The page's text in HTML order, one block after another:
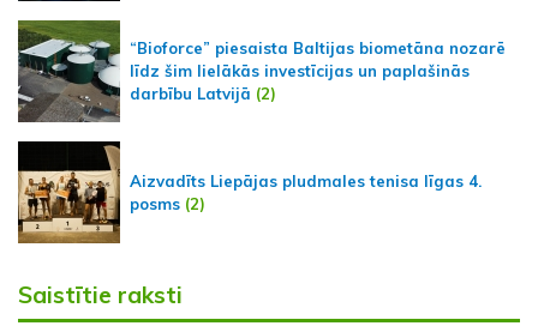
“Bioforce” piesaista Baltijas biometāna nozarē
līdz šim lielākās investīcijas un paplašinās
darbību Latvijā (2)
Aizvadīts Liepājas pludmales tenisa līgas 4.
posms (2)
Saistītie raksti